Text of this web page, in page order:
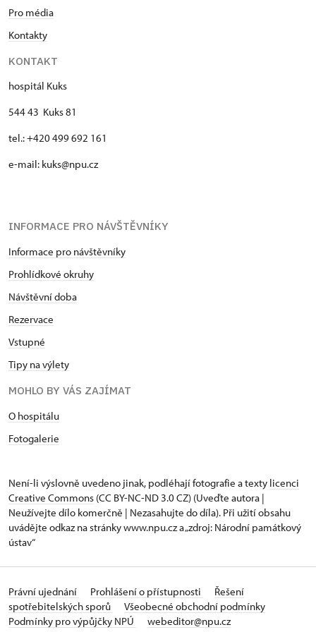
Pro média
Kontakty
KONTAKT
hospitál Kuks
544 43 Kuks 81
tel.: +420 499 692 161
e-mail: kuks@npu.cz
INFORMACE PRO NÁVŠTĚVNÍKY
Informace pro návštěvníky
Prohlídkové okruhy
Návštěvní doba
Rezervace
Vstupné
Tipy na výlety
MOHLO BY VÁS ZAJÍMAT
O hospitálu
Fotogalerie
Není-li výslovně uvedeno jinak, podléhají fotografie a texty licenci
Creative Commons (CC BY-NC-ND 3.0 CZ) (Uveďte autora |
Neužívejte dílo komerčně | Nezasahujte do díla). Při užití obsahu
uvádějte odkaz na stránky www.npu.cz a „zdroj: Národní památkový
ústav“
Právní ujednání Prohlášení o přístupnosti
Řešení
spotřebitelských sporů
Všeobecné obchodní podmínky
Podmínky pro výpůjčky NPÚ
webeditor@npu.cz